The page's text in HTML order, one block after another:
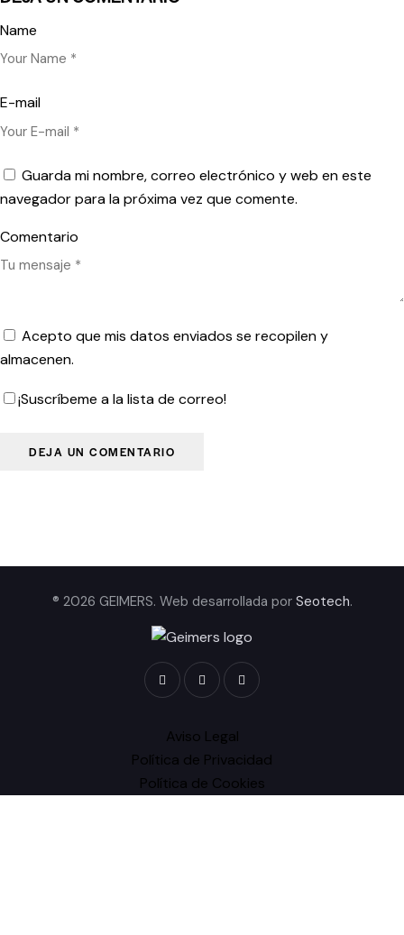
Name
E-mail
Guarda mi nombre, correo electrónico y web en este
navegador para la próxima vez que comente.
Comentario
Acepto que mis datos enviados se recopilen y
almacenen.
¡Suscríbeme a la lista de correo!
® 2026 GEIMERS. Web desarrollada por Seotech.
Aviso Legal
Política de Privacidad
Política de Cookies